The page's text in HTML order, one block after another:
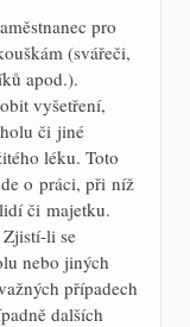
pro
(svářeči,
apod.).
vyšetření,
či jiné
léku. Toto
o práci, při níž
či majetku.
li se
nebo jiných
případech
dalších